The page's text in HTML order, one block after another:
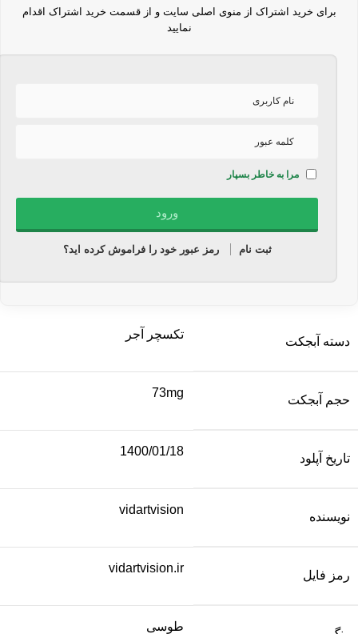
برای خرید اشتراک از منوی اصلی سایت و از قسمت خرید اشتراک اقدام
نمایید
مرا به خاطر بسپار
ثبت نام رمز عبور خود را فراموش کرده اید؟
دسته آبجکت
تکسچر آجر
حجم آبجکت
73mg
تاریخ آپلود
1400/01/18
نویسنده
vidartvision
رمز فایل
vidartvision.ir
طوسی